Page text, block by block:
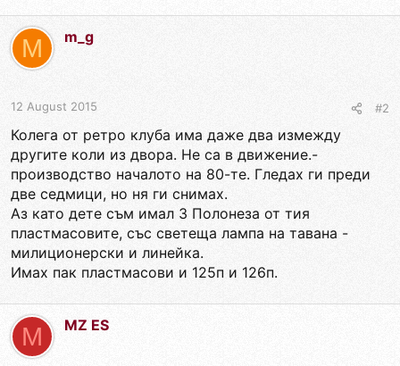
M m_g
12 August 2015 #2
Колега от ретро клуба има даже два измежду
другите коли из двора. Не са в движение.-
производство началото на 80-те. Гледах ги преди
две седмици, но ня ги снимах.
Аз като дете съм имал 3 Полонеза от тия
пластмасовите, със светеща лампа на тавана -
милиционерски и линейка.
Имах пак пластмасови и 125п и 126п.
M MZ ES